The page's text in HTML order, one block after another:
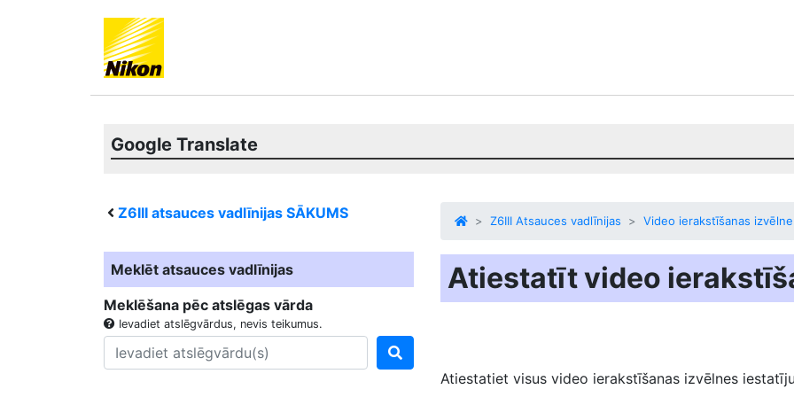
Google Translate
Z6III atsauces vadlīnijas SĀKUMS
Meklēt atsauces vadlīnijas
Meklēšana pēc atslēgas vārda
Ievadiet atslēgvārdus, nevis teikumus.
Z6III Atsauces vadlīnijas Video ierakstīšanas izvēlne
Atiestatīt video
Atiestatiet visus video ierakstīšanas izvēlnes